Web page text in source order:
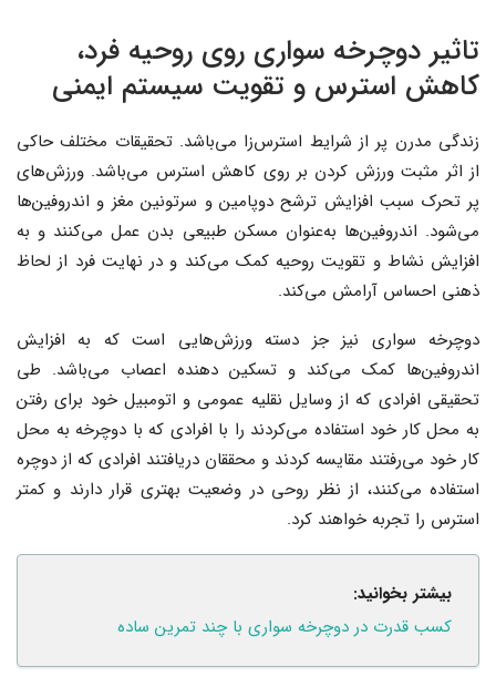
تاثیر دوچرخه سواری روی روحیه فرد،
کاهش استرس و تقویت سیستم ایمنی
زندگی مدرن پر از شرایط استرس‌زا می‌باشد. تحقیقات مختلف حاکی
از اثر مثبت ورزش کردن بر روی کاهش استرس می‌باشد. ورزش‌های
پر تحرک سبب افزایش ترشح دوپامین و سرتونین مغز و اندروفین‌ها
می‌شود. اندروفین‌ها به‌عنوان مسکن طبیعی بدن عمل می‌کنند و به
افزایش نشاط و تقویت روحیه کمک می‌کند و در نهایت فرد از لحاظ
ذهنی احساس آرامش می‌کند.
دوچرخه سواری نیز جز دسته ورزش‌هایی است که به افزایش
اندروفین‌ها کمک می‌کند و تسکین دهنده اعصاب می‌باشد. طی
تحقیقی افرادی که از وسایل نقلیه عمومی و اتومبیل خود برای رفتن
به محل کار خود استفاده می‌کردند را با افرادی که با دوچرخه به محل
کار خود می‌رفتند مقایسه کردند و محققان دریافتند افرادی که از دوچره
استفاده می‌کنند، از نظر روحی در وضعیت بهتری قرار دارند و کمتر
استرس را تجربه خواهند کرد.
بیشتر بخوانید:
کسب قدرت در دوچرخه سواری با چند تمرین ساده